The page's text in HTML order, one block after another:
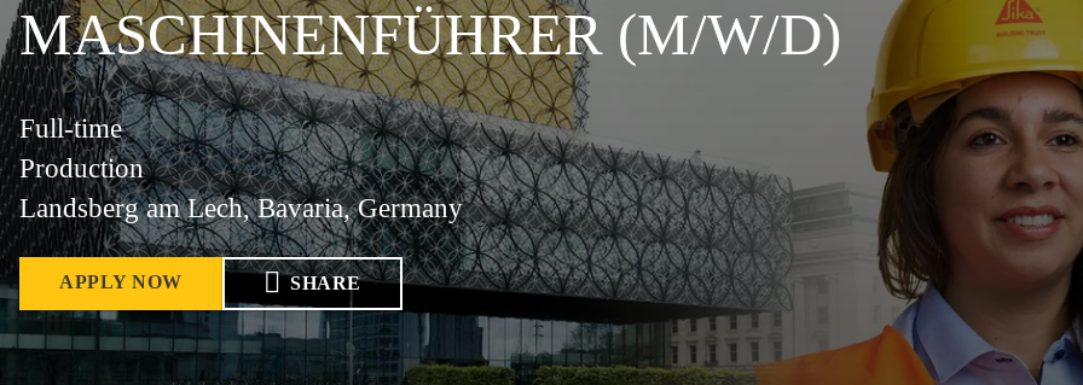
MASCHINENFÜHRER (M/W/D)
Full-time
Production
Landsberg am Lech, Bavaria, Germany
APPLY NOW SHARE